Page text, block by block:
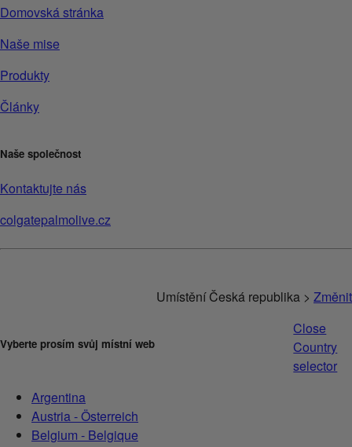
Domovská stránka
Naše mise
Produkty
Články
Naše společnost
Kontaktujte nás
colgatepalmolive.cz
Umístění Česká republika > Změnit
Vyberte prosím svůj místní web
Close
Country
selector
Argentina
Austria - Österreich
Belgium - Belgique